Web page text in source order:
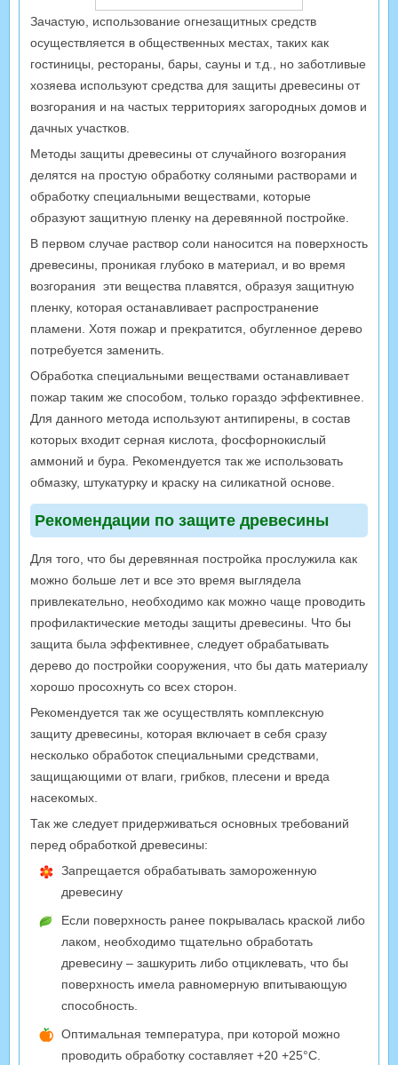
Зачастую, использование огнезащитных средств
осуществляется в общественных местах, таких как
гостиницы, рестораны, бары, сауны и т.д., но заботливые
хозяева используют средства для защиты древесины от
возгорания и на частых территориях загородных домов и
дачных участков.
Методы защиты древесины от случайного возгорания
делятся на простую обработку соляными растворами и
обработку специальными веществами, которые
образуют защитную пленку на деревянной постройке.
В первом случае раствор соли наносится на поверхность
древесины, проникая глубоко в материал, и во время
возгорания эти вещества плавятся, образуя защитную
пленку, которая останавливает распространение
пламени. Хотя пожар и прекратится, обугленное дерево
потребуется заменить.
Обработка специальными веществами останавливает
пожар таким же способом, только гораздо эффективнее.
Для данного метода используют антипирены, в состав
которых входит серная кислота, фосфорнокислый
аммоний и бура. Рекомендуется так же использовать
обмазку, штукатурку и краску на силикатной основе.
Рекомендации по защите древесины
Для того, что бы деревянная постройка прослужила как
можно больше лет и все это время выглядела
привлекательно, необходимо как можно чаще проводить
профилактические методы защиты древесины. Что бы
защита была эффективнее, следует обрабатывать
дерево до постройки сооружения, что бы дать материалу
хорошо просохнуть со всех сторон.
Рекомендуется так же осуществлять комплексную
защиту древесины, которая включает в себя сразу
несколько обработок специальными средствами,
защищающими от влаги, грибков, плесени и вреда
насекомых.
Так же следует придерживаться основных требований
перед обработкой древесины:
Запрещается обрабатывать замороженную
древесину
Если поверхность ранее покрывалась краской либо
лаком, необходимо тщательно обработать
древесину – зашкурить либо отциклевать, что бы
поверхность имела равномерную впитывающую
способность.
Оптимальная температура, при которой можно
проводить обработку составляет +20 +25°С.